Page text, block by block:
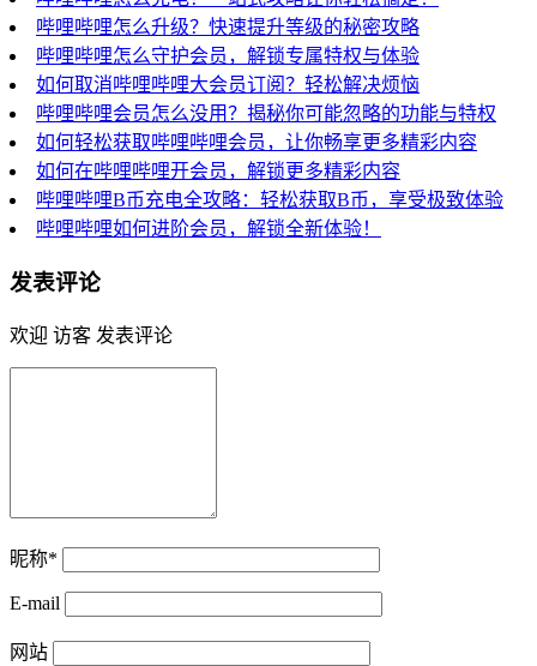
哔哩哔哩怎么升级？快速提升等级的秘密攻略
哔哩哔哩怎么守护会员，解锁专属特权与体验
如何取消哔哩哔哩大会员订阅？轻松解决烦恼
哔哩哔哩会员怎么没用？揭秘你可能忽略的功能与特权
如何轻松获取哔哩哔哩会员，让你畅享更多精彩内容
如何在哔哩哔哩开会员，解锁更多精彩内容
哔哩哔哩B币充电全攻略：轻松获取B币，享受极致体验
哔哩哔哩如何进阶会员，解锁全新体验！
发表评论
欢迎 访客 发表评论
昵称*
E-mail
网站